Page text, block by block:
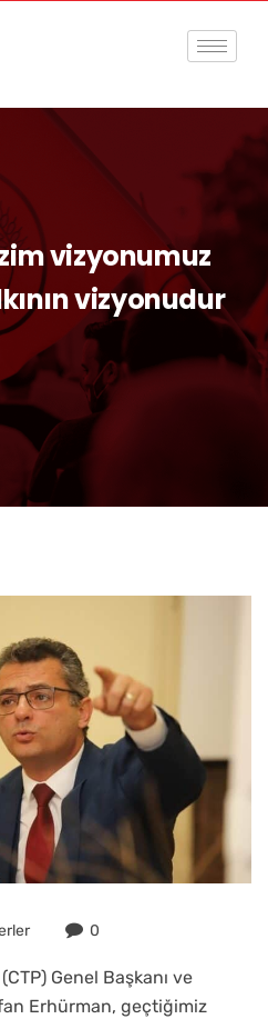
vizyonumuz
vizyonudur
0
Genel Başkanı ve
Erhürman, geçtiğimiz